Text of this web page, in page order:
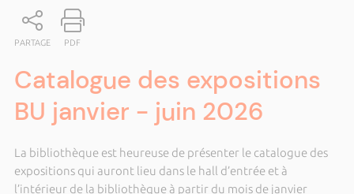
PARTAGE PDF
Catalogue des expositions
BU janvier - juin 2026
La bibliothèque est heureuse de présenter le catalogue des
expositions qui auront lieu dans le hall d’entrée et à
l’intérieur de la bibliothèque à partir du mois de janvier